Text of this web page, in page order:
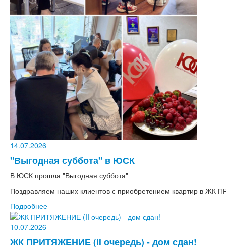
14.07.2026
"Выгодная суббота" в ЮСК
В ЮСК прошла "Выгодная суббота"
Поздравляем наших клиентов с приобретением квартир в ЖК
Подробнее
10.07.2026
ЖК ПРИТЯЖЕНИЕ (II очередь) - дом сдан!